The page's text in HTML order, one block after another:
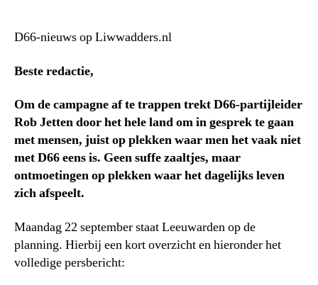
D66-nieuws op Liwwadders.nl
Beste redactie,
Om de campagne af te trappen trekt D66-partijleider
Rob Jetten door het hele land om in gesprek te gaan
met mensen, juist op plekken waar men het vaak niet
met D66 eens is. Geen suffe zaaltjes, maar
ontmoetingen op plekken waar het dagelijks leven
zich afspeelt.
Maandag 22 september staat Leeuwarden op de
planning. Hierbij een kort overzicht en hieronder het
volledige persbericht: